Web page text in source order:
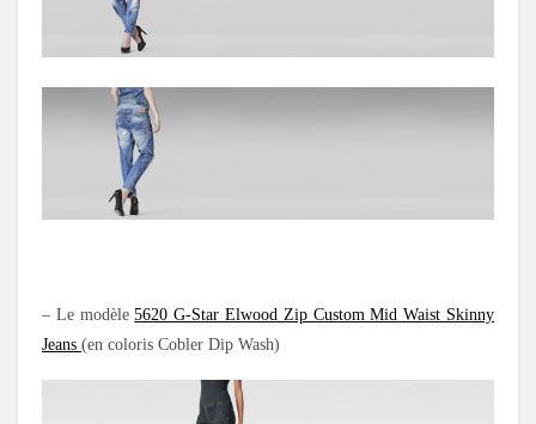
– Le modèle5620 G-Star Elwood Zip Custom Mid Waist Skinny
Jeans (en coloris Cobler Dip Wash)